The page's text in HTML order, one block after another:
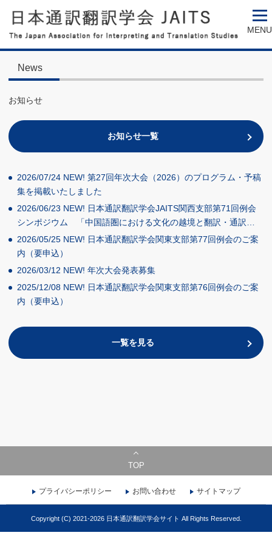
MENU
News
お知らせ
お知らせ一覧
2026/07/24 NEW! 第27回年次大会（2026）のプログラム・予稿
集を掲載いたしました
2026/06/23 NEW! 日本通訳翻訳学会JAITS関西支部第71回例会
シンポジウム 「中国語圏における文化の越境と翻訳・通訳…
2026/05/25 NEW! 日本通訳翻訳学会関東支部第77回例会のご案
内（要申込）
2026/03/12 NEW! 年次大会発表募集
2025/12/08 NEW! 日本通訳翻訳学会関東支部第76回例会のご案
内（要申込）
一覧を見る
TOP
プライバシーポリシー お問い合わせ サイトマップ
Copyright (C) 2021-2026 日本通訳翻訳学会サイト All Rights Reserved.